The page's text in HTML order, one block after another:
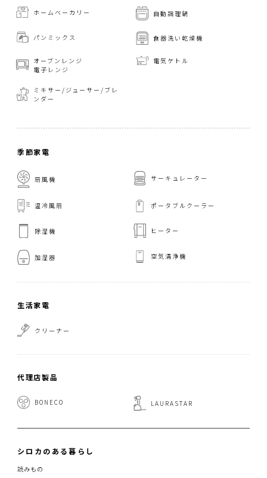
ホームベーカリー 自動調理鍋
パンミックス 食器洗い乾燥機
オーブンレンジ
電子レンジ
電気ケトル
ミキサー/ジューサー/ ブレ
ンダー
季節家電
扇風機 サーキュレーター
温冷風扇 ポータブルクーラー
除湿機 ヒーター
加湿器 空気清浄機
生活家電
クリーナー
代理店製品
BONECO LAURASTAR
シロカのある暮らし
読みもの